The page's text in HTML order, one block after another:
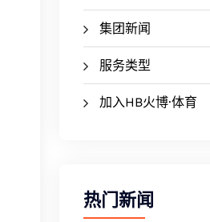
集团新闻
服务类型
加入HB火博·体育
热门新闻